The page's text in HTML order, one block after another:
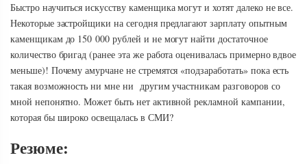
Быстро научиться искусству каменщика могут и хотят далеко не все.
Некоторые застройщики на сегодня предлагают зарплату опытным
каменщикам до 150 000 рублей и не могут найти достаточное
количество бригад (ранее эта же работа оценивалась примерно вдвое
меньше)! Почему амурчане не стремятся «подзаработать» пока есть
такая возможность ни мне ни другим участникам разговоров со
мной непонятно. Может быть нет активной рекламной кампании,
которая бы широко освещалась в СМИ?
Резюме: